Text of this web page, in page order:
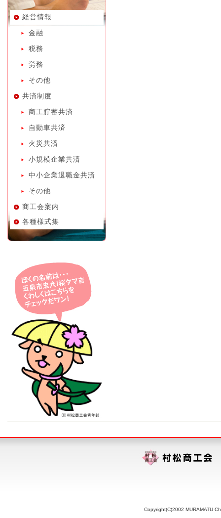
経営情報
金融
税務
労務
その他
共済制度
商工貯蓄共済
自動車共済
火災共済
小規模企業共済
中小企業退職金共済
その他
商工会案内
各種様式集
Copyright(C)2002 MURAMATU